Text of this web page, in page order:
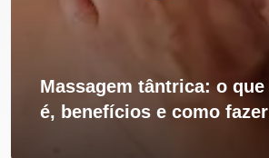
Massagem tântrica: o que
é, benefícios e como fazer